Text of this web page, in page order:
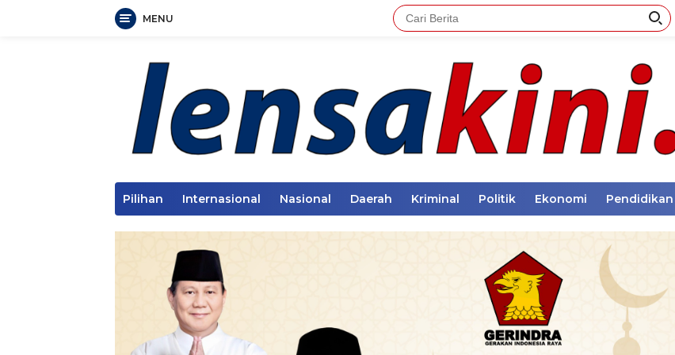
MENU
Pilihan Internasional Nasional Daerah Kriminal Politik Ekonomi Pendidikan